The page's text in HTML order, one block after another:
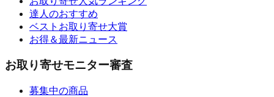
達人のおすすめ
ベストお取り寄せ大賞
お得＆最新ニュース
お取り寄せモニター審査
募集中の商品